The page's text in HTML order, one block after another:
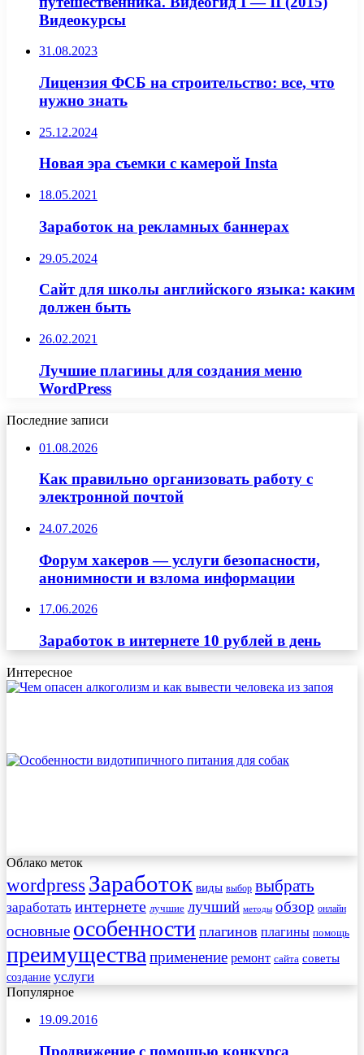
Видеокурсы
31.08.2023
Лицензия ФСБ на строительство: все, что
нужно знать
25.12.2024
Новая эра съемки с камерой Insta
18.05.2021
Заработок на рекламных баннерах
29.05.2024
Сайт для школы английского языка: каким
должен быть
26.02.2021
Лучшие плагины для создания меню
WordPress
Последние записи
01.08.2026
Как правильно организовать работу с
электронной почтой
24.07.2026
Форум хакеров — услуги безопасности,
анонимности и взлома информации
17.06.2026
Заработок в интернете 10 рублей в день
Интересное
Облако меток
wordpress Заработок виды выбор выбрать
заработать интернете лучшие лучший методы обзор онлайн
основные особенности плагинов плагины помощь
преимущества применение ремонт сайта советы
создание услуги
Популярное
19.09.2016
Продвижение с помощью конкурса